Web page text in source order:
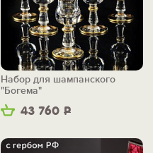
43 760 Р
Набор для шампанского
"Богема"